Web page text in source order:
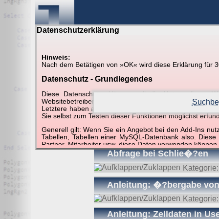
Datenschutzerklärung
Hinweis:
Nach dem Betätigen von »OK« wird diese Erklärung für
Datenschutz - Grundlegendes
Diese Datenschutzerklärung soll die Nutzer dieser
Websitebetreiber von joerglorenz.de informieren.
Letztere haben aufgrund ihrer Funktionen
Sie selbst zum Testen dieser Funktionen möglichst
Generell gilt: Wenn Sie ein Angebot bei den Add-Ins
Tabellen, Tabellen einer MySQL-Datenbank also.
Partner, Mitarbeiter usw. diese Daten verwenden
Der Websitebetreiber nimmt Ihren Datenschutz sehr
Technologien und die ständige Weiterentwicklung
Datenschutzerklärung in regelmäßigen Abständen
Definitionen der verwendeten Begriffe (z.B.
Suche in Beispielen und
Suchergebnisse (42
Abfrage bei Schlie�?en
Kategorie:
Anleitung: �?bergabe
Kategorie:
Anleitung: Zelldaten in